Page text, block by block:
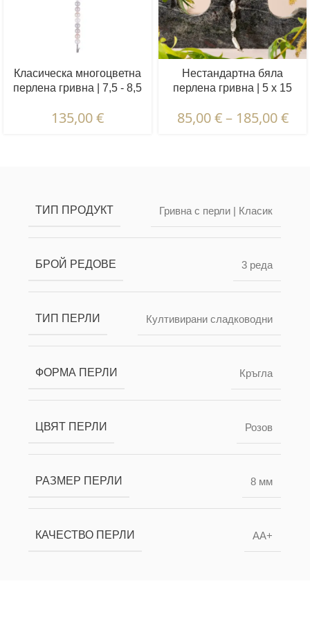
Класическа многоцветна
перлена гривна | 7,5 - 8,5
135,00€
Нестандартна бяла
перлена гривна | 5 x 15
85,00€ – 185,00€
сертификация | Опаковка и доставка
ТИП ПРОДУКТ Гривна с перли | Класик
БРОЙ РЕДОВЕ 3 реда
ТИП ПЕРЛИ Култивирани сладководни
ФОРМА ПЕРЛИ Кръгла
ЦВЯТ ПЕРЛИ Розов
РАЗМЕР ПЕРЛИ 8 мм
КАЧЕСТВО ПЕРЛИ AA+